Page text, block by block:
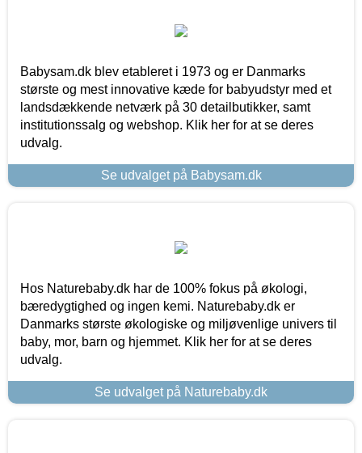
Babysam.dk blev etableret i 1973 og er Danmarks
største og mest innovative kæde for babyudstyr med et
landsdækkende netværk på 30 detailbutikker, samt
institutionssalg og webshop. Klik her for at se deres
udvalg.
Se udvalget på Babysam.dk
Hos Naturebaby.dk har de 100% fokus på økologi,
bæredygtighed og ingen kemi. Naturebaby.dk er
Danmarks største økologiske og miljøvenlige univers til
baby, mor, barn og hjemmet. Klik her for at se deres
udvalg.
Se udvalget på Naturebaby.dk